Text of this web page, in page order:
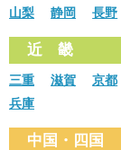
山梨 静岡 長野
近 畿
三重 滋賀 京都
兵庫
中国・四国